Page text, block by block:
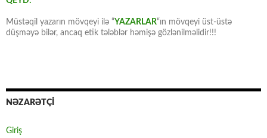
Müstəqil yazarın mövqeyi ilə “YAZARLAR“ın mövqeyi üst-üstə
düşməyə bilər, ancaq etik tələblər həmişə gözlənilməlidir!!!
NƏZARƏTÇİ
Giriş